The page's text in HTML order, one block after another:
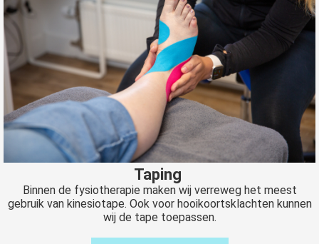
Taping
Binnen de fysiotherapie maken wij verreweg het meest
gebruik van kinesiotape. Ook voor hooikoortsklachten kunnen
wij de tape toepassen.